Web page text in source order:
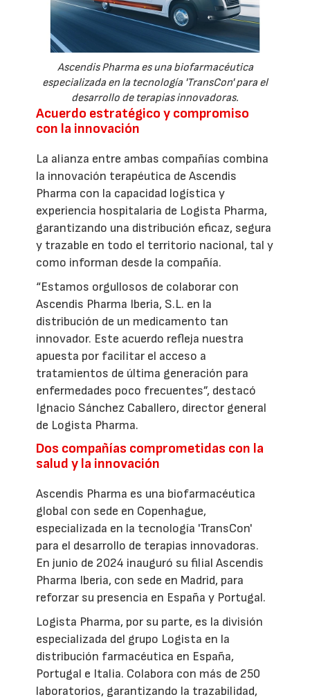
Ascendis Pharma es una biofarmacéutica
especializada en la tecnología 'TransCon' para el
desarrollo de terapias innovadoras.
Acuerdo estratégico y compromiso
con la innovación
La alianza entre ambas compañías combina
la innovación terapéutica de Ascendis
Pharma con la capacidad logística y
experiencia hospitalaria de Logista Pharma,
garantizando una distribución eficaz, segura
y trazable en todo el territorio nacional, tal y
como informan desde la compañía.
“Estamos orgullosos de colaborar con
Ascendis Pharma Iberia, S.L. en la
distribución de un medicamento tan
innovador. Este acuerdo refleja nuestra
apuesta por facilitar el acceso a
tratamientos de última generación para
enfermedades poco frecuentes”, destacó
Ignacio Sánchez Caballero, director general
de Logista Pharma.
Dos compañías comprometidas con la
salud y la innovación
Ascendis Pharma es una biofarmacéutica
global con sede en Copenhague,
especializada en la tecnología 'TransCon'
para el desarrollo de terapias innovadoras.
En junio de 2024 inauguró su filial Ascendis
Pharma Iberia, con sede en Madrid, para
reforzar su presencia en España y Portugal.
Logista Pharma, por su parte, es la división
especializada del grupo Logista en la
distribución farmacéutica en España,
Portugal e Italia. Colabora con más de 250
laboratorios, garantizando la trazabilidad,